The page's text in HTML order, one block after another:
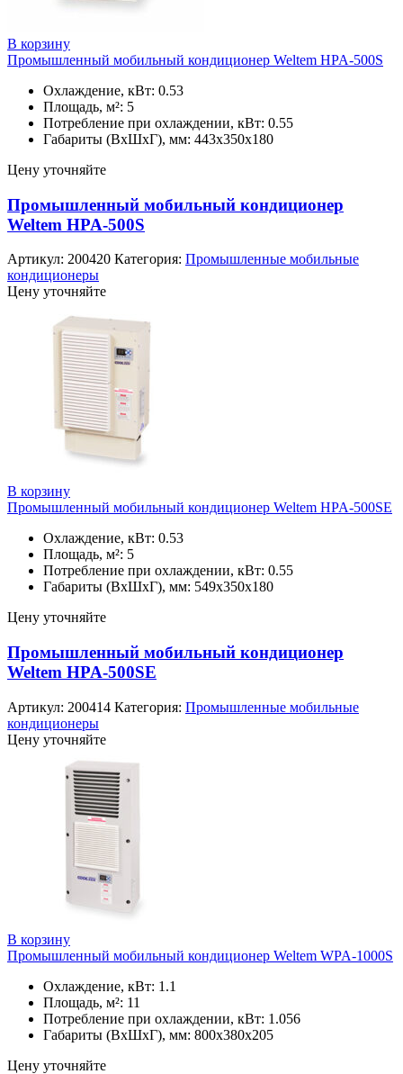
В корзину
Промышленный мобильный кондиционер Weltem HPA-500S
Охлаждение, кВт: 0.53
Площадь, м²: 5
Потребление при охлаждении, кВт: 0.55
Габариты (ВхШхГ), мм: 443х350х180
Цену уточняйте
Промышленный мобильный кондиционер
Weltem HPA-500S
Артикул: 200420 Категория: Промышленные мобильные
кондиционеры
Цену уточняйте
В корзину
Промышленный мобильный кондиционер Weltem HPA-500SE
Охлаждение, кВт: 0.53
Площадь, м²: 5
Потребление при охлаждении, кВт: 0.55
Габариты (ВхШхГ), мм: 549х350х180
Цену уточняйте
Промышленный мобильный кондиционер
Weltem HPA-500SE
Артикул: 200414 Категория: Промышленные мобильные
кондиционеры
Цену уточняйте
В корзину
Промышленный мобильный кондиционер Weltem WPA-1000S
Охлаждение, кВт: 1.1
Площадь, м²: 11
Потребление при охлаждении, кВт: 1.056
Габариты (ВхШхГ), мм: 800х380х205
Цену уточняйте